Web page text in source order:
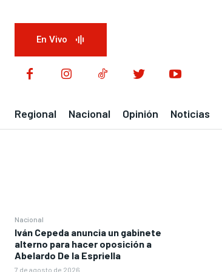
En Vivo
Regional Nacional Opinión Noticias
Nacional
Iván Cepeda anuncia un gabinete
alterno para hacer oposición a
Abelardo De la Espriella
7 de agosto de 2026